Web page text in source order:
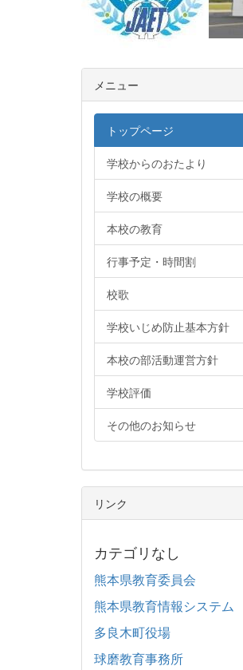
メニュー
トップページ
学校からのおたより
学校の概要
本校の教育
行事予定・時間割
校歌
学校いじめ防止基本方針
本校の部活動運営方針
学校評価
その他のお知らせ
リンク
カテゴリなし
熊本県教育委員会
熊本県教育情報システム
多良木町役場
球磨教育事務所